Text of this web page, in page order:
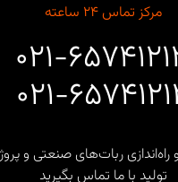
مرکز تماس ۲۴ ساعته
۶۵۷۴۱۲۱۳
۶۵۷۴۱۲۱۴
راه‌اندازی ربات‌های صنعتی و
تولید با ما تماس بگیرید